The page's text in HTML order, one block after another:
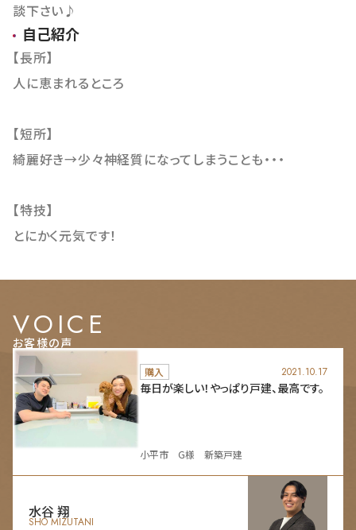
談下さい♪
自己紹介
【長所】
人に恵まれるところ
【短所】
綺麗好き→少々神経質になってしまうことも・・・
【特技】
とにかく元気です！
VOICE
お客様の声
購入 2021.10.17
毎日が楽しい！やっぱり戸建、最高です。
小平市 G様 新築戸建
水谷 翔
SHO MIZUTANI